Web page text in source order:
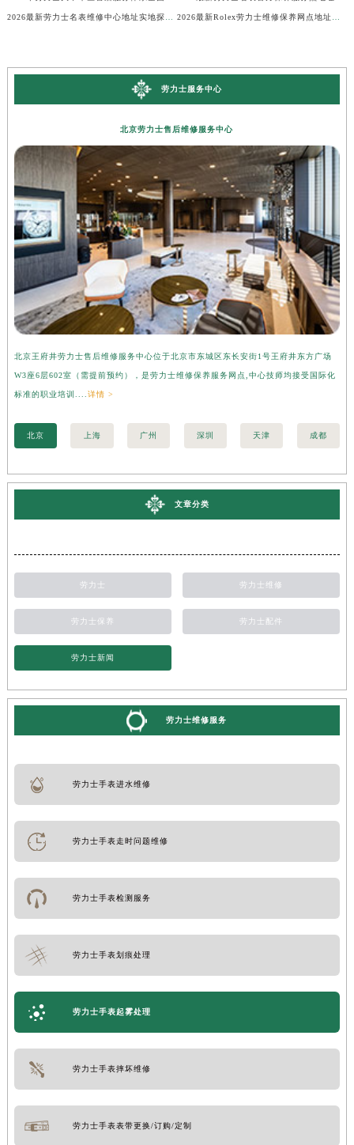
2026最新劳力士名表维修中心地址实地探访报告 2026最新Rolex劳力士维修保养网点地址考察报告
劳力士服务中心
北京劳力士售后维修服务中心
北京王府井劳力士售后维修服务中心位于北京市东城区东长安街1号王府井东方广场
W3座6层602室（需提前预约），是劳力士维修保养服务网点,中心技师均接受国际化
标准的职业培训.... 详情 >
北京 上海 广州 深圳 天津 成都
文章分类
劳力士 劳力士维修
劳力士保养 劳力士配件
劳力士新闻
劳力士维修服务
劳力士手表进水维修
劳力士手表走时问题维修
劳力士手表检测服务
劳力士手表划痕处理
劳力士手表起雾处理
劳力士手表摔坏维修
劳力士手表表带更换/订购/定制